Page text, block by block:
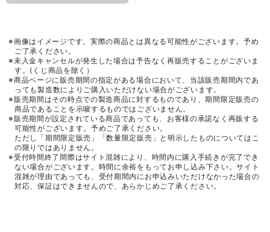
※画像はイメージです。実際の商品とは異なる可能性がございます。予め
ご了承ください。
※未入金キャンセルが発生した場合は予告なく再販売することがございま
す。(くじ商品を除く）
※商品ページに販売期間の指定がある場合において、当該販売期間内であ
っても製造数によりご購入いただけない場合がございます。
※販売期間はその時点での製造商品に対するものであり、期間限定販売の
商品であることを示唆するものではございません。
※販売期間が設定されている商品であっても、お客様の承諾なく再販する
可能性がございます。予めご了承ください。
ただし「期間限定販売」「数量限定販売」と明示したものについてはこ
の限りではありません。
※受付時間終了間際はサイト混雑により、時間内に購入手続きが完了でき
ない場合がございます。時間に余裕をもってお申し込み下さい。サイト
混雑が理由であっても、受付期間内にお申込みいただけなかった場合の
対応、保証はできませんので、あらかじめご了承ください。